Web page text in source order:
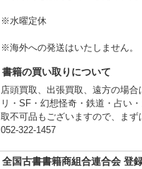
※水曜定休
※海外への発送はいたしません。
書籍の買い取りについて
店頭買取、出張買取、遠方の場
リ・SF・幻想怪奇・鉄道・占い
取不可品もございますので、まず
052-322-1457
全国古書書籍商組合連合会 登